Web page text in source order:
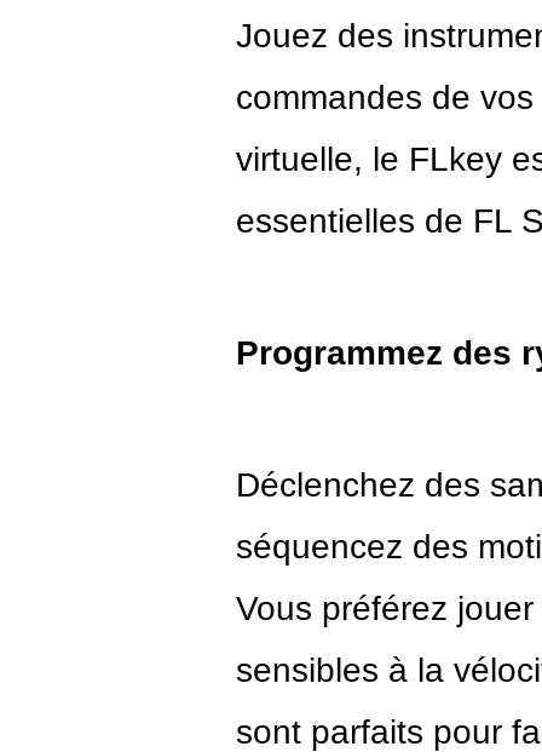
Jouez des
commandes de
virtuelle, le FLkey
essentielles de FL
Programmez des
Déclenchez des
séquencez des
Vous préférez
sensibles à la
sont parfaits pour